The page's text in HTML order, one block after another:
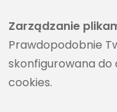
Zarządzanie
Prawdopodobnie
skonfigurowana
cookies.